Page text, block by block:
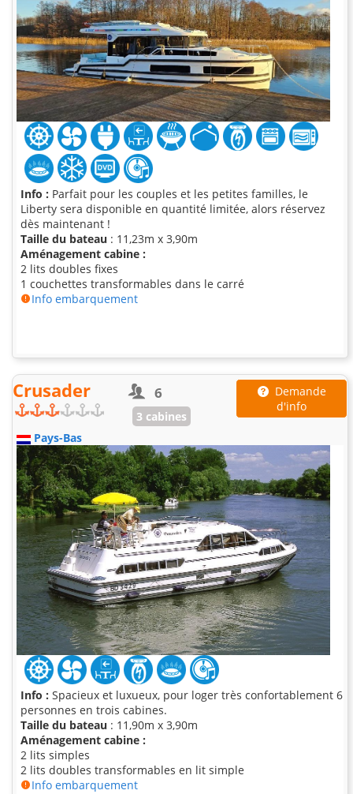
Info : Parfait pour les couples et les petites familles, le
Liberty sera disponible en quantité limitée, alors réservez
dès maintenant !
Taille du bateau : 11,23m x 3,90m
Aménagement cabine :
2 lits doubles fixes
1 couchettes transformables dans le carré
Info embarquement
Crusader 6
3 cabines
Demande
d'info
Pays-Bas
Info : Spacieux et luxueux, pour loger très confortablement 6
personnes en trois cabines.
Taille du bateau : 11,90m x 3,90m
Aménagement cabine :
2 lits simples
2 lits doubles transformables en lit simple
Info embarquement